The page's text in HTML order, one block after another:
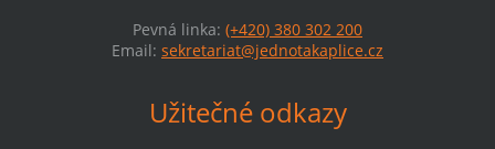
Pevná linka: (+420) 380 302 200
Email: sekretariat@jednotakaplice.cz
Užitečné odkazy